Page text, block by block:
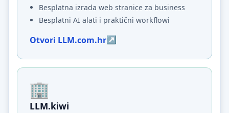
Besplatna izrada web stranice za business
Besplatni AI alati i praktični workflowi
Otvori LLM.com.hr
LLM.kiwi